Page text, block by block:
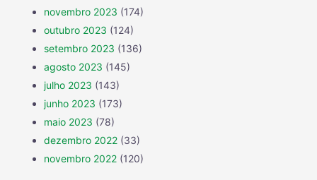
novembro 2023 (174)
outubro 2023 (124)
setembro 2023 (136)
agosto 2023 (145)
julho 2023 (143)
junho 2023 (173)
maio 2023 (78)
dezembro 2022 (33)
novembro 2022 (120)